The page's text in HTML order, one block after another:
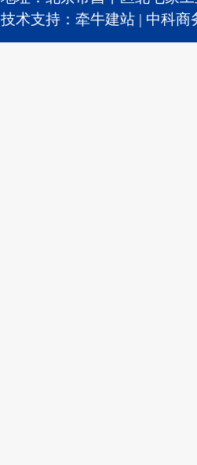
技术支持： 牵牛建站 | 中科商